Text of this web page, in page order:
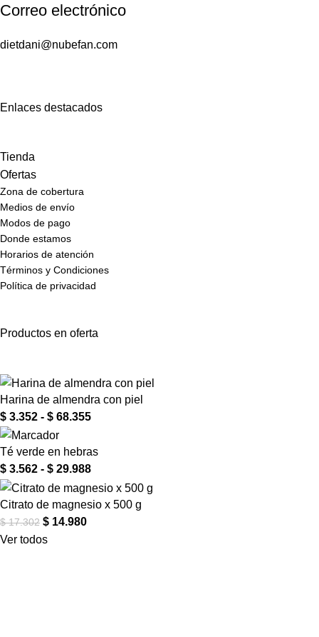
Correo electrónico
dietdani@nubefan.com
Enlaces destacados
Tienda
Ofertas
Zona de cobertura
Medios de envío
Modos de pago
Donde estamos
Horarios de atención
Términos y Condiciones
Política de privacidad
Productos en oferta
Harina de almendra con piel
$ 3.352 - $ 68.355
Té verde en hebras
$ 3.562 - $ 29.988
Citrato de magnesio x 500 g
$17.302 $ 14.980
Ver todos